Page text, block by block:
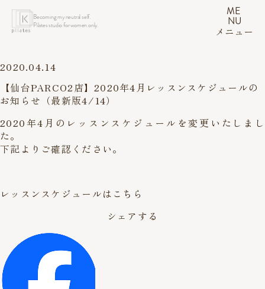
Becoming my neutral self.
Pilates studio for women only.
ME
NU
メニュー
2020.04.14
【仙台PARCO2店】2020年4月レッスンスケジュールの
お知らせ（最新版4/14）
2020年4月のレッスンスケジュールを変更いたしまし
た。
下記よりご確認ください。
レッスンスケジュールはこちら
シェアする